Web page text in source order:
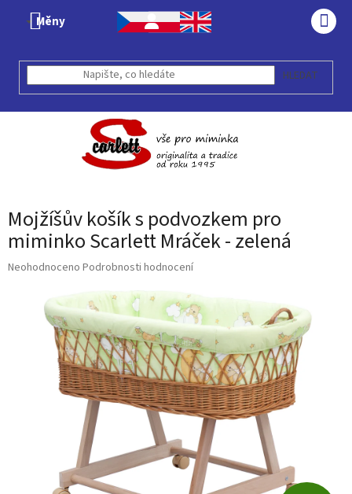
Měny
HLEDAT
Mojžíšův košík s podvozkem pro
miminko Scarlett Mráček - zelená
Průměrné
produktu
Neohodnoceno Podrobnosti hodnocení